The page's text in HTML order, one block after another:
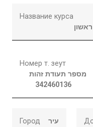
Название курса
Номер т. зеут
מספר תעודת זהות
342460136
Город
עיר